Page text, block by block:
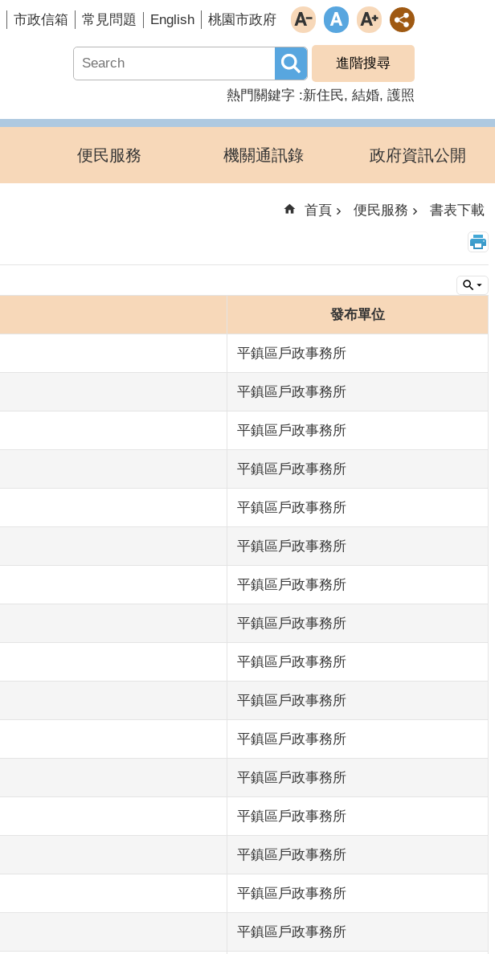
市政信箱 常見問題 English 桃園市政府
進階搜尋
熱門關鍵字 新住民 結婚 護照
便民服務 機關通訊錄 政府資訊公開
首頁 便民服務 書表下載
發布單位
平鎮區戶政事務所
平鎮區戶政事務所
平鎮區戶政事務所
平鎮區戶政事務所
平鎮區戶政事務所
平鎮區戶政事務所
平鎮區戶政事務所
平鎮區戶政事務所
平鎮區戶政事務所
平鎮區戶政事務所
平鎮區戶政事務所
平鎮區戶政事務所
平鎮區戶政事務所
平鎮區戶政事務所
平鎮區戶政事務所
平鎮區戶政事務所